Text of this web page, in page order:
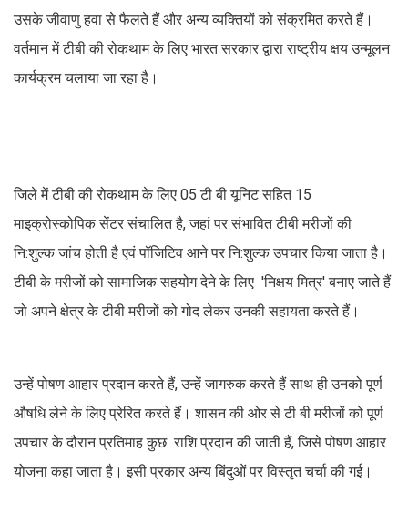
उसके जीवाणु हवा से फैलते हैं और अन्य व्यक्तियों को संक्रमित करते हैं।
वर्तमान में टीबी की रोकथाम के लिए भारत सरकार द्वारा राष्ट्रीय क्षय उन्मूलन
कार्यक्रम चलाया जा रहा है।
जिले में टीबी की रोकथाम के लिए 05 टी बी यूनिट सहित 15
माइक्रोस्कोपिक सेंटर संचालित है, जहां पर संभावित टीबी मरीजों की
नि:शुल्क जांच होती है एवं पॉजिटिव आने पर नि:शुल्क उपचार किया जाता है।
टीबी के मरीजों को सामाजिक सहयोग देने के लिए 'निक्षय मित्र' बनाए जाते हैं
जो अपने क्षेत्र के टीबी मरीजों को गोद लेकर उनकी सहायता करते हैं।
उन्हें पोषण आहार प्रदान करते हैं, उन्हें जागरुक करते हैं साथ ही उनको पूर्ण
औषधि लेने के लिए प्रेरित करते हैं। शासन की ओर से टी बी मरीजों को पूर्ण
उपचार के दौरान प्रतिमाह कुछ राशि प्रदान की जाती हैं, जिसे पोषण आहार
योजना कहा जाता है। इसी प्रकार अन्य बिंदुओं पर विस्तृत चर्चा की गई।